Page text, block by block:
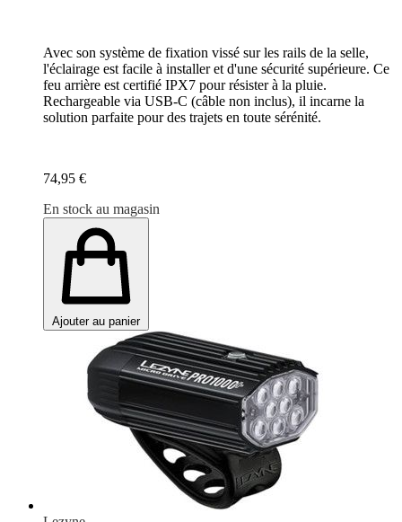
Avec son système de fixation vissé sur les rails de la selle,
l'éclairage est facile à installer et d'une sécurité supérieure. Ce
feu arrière est certifié IPX7 pour résister à la pluie.
Rechargeable via USB-C (câble non inclus), il incarne la
solution parfaite pour des trajets en toute sérénité.
74,95 €
En stock au magasin
Ajouter au panier